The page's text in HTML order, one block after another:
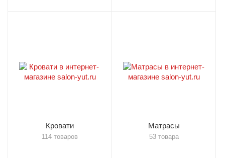
Кровати
114 товаров
Матрасы
53 товара